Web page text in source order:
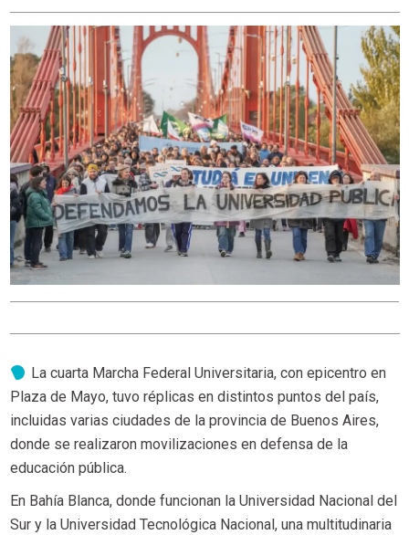
La cuarta Marcha Federal Universitaria, con epicentro en
Plaza de Mayo, tuvo réplicas en distintos puntos del país,
incluidas varias ciudades de la provincia de Buenos Aires,
donde se realizaron movilizaciones en defensa de la
educación pública.
En Bahía Blanca, donde funcionan la Universidad Nacional del
Sur y la Universidad Tecnológica Nacional, una multitudinaria